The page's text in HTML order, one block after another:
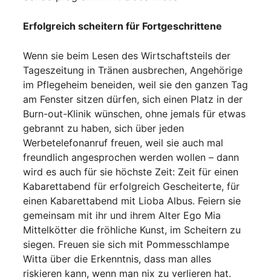
Erfolgreich scheitern für Fortgeschrittene
Wenn sie beim Lesen des Wirtschaftsteils der
Tageszeitung in Tränen ausbrechen, Angehörige
im Pflegeheim beneiden, weil sie den ganzen Tag
am Fenster sitzen dürfen, sich einen Platz in der
Burn-out-Klinik wünschen, ohne jemals für etwas
gebrannt zu haben, sich über jeden
Werbetelefonanruf freuen, weil sie auch mal
freundlich angesprochen werden wollen – dann
wird es auch für sie höchste Zeit: Zeit für einen
Kabarettabend für erfolgreich Gescheiterte, für
einen Kabarettabend mit Lioba Albus. Feiern sie
gemeinsam mit ihr und ihrem Alter Ego Mia
Mittelkötter die fröhliche Kunst, im Scheitern zu
siegen. Freuen sie sich mit Pommesschlampe
Witta über die Erkenntnis, dass man alles
riskieren kann, wenn man nix zu verlieren hat.